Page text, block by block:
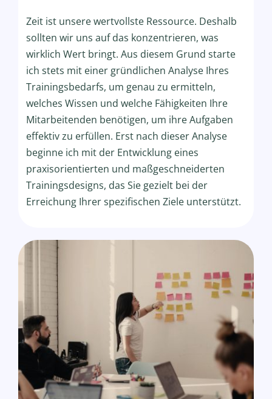
Zeit ist unsere wertvollste Ressource. Deshalb
sollten wir uns auf das konzentrieren, was
wirklich Wert bringt. Aus diesem Grund starte
ich stets mit einer gründlichen Analyse Ihres
Trainingsbedarfs, um genau zu ermitteln,
welches Wissen und welche Fähigkeiten Ihre
Mitarbeitenden benötigen, um ihre Aufgaben
effektiv zu erfüllen. Erst nach dieser Analyse
beginne ich mit der Entwicklung eines
praxisorientierten und maßgeschneiderten
Trainingsdesigns, das Sie gezielt bei der
Erreichung Ihrer spezifischen Ziele unterstützt.